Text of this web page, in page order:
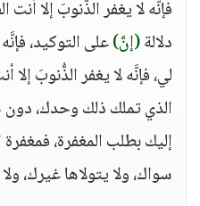
فإنَّه لا يغفر الذُّنوبَ إلا
دلالة(إنَّ)على التوكيد،
لي، فإنَّه لا يغفر الذُّنوبَ
الذي تملك ذلك وحدك،
إليك بطلب المغفرة،
سواك، ولا يتولاها غيرك،